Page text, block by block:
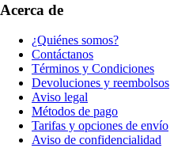
Acerca de
¿Quiénes somos?
Contáctanos
Términos y Condiciones
Devoluciones y reembolsos
Aviso legal
Métodos de pago
Tarifas y opciones de envío
Aviso de confidencialidad